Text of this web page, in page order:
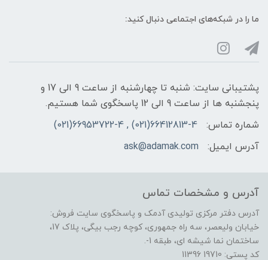
ما را در شبکه‌های اجتماعی دنبال کنید:
پشتیبانی سایت: شنبه تا چهارشنبه از ساعت 9 الی 17 و
پنجشنبه ها از ساعت 9 الی 12 پاسخگوی شما هستیم.
شماره تماس:
66412813-4(021) , 66953722-4(021)
آدرس ایمیل:
ask@adamak.com
آدرس و مشخصات تماس
آدرس دفتر مرکزی تولیدی آدمک و پاسخگوی سایت فروش:
خیابان ولیعصر، سه راه جمهوری، کوچه رجب بیگی، پلاک 17،
ساختمان نما شیشه ای، طبقه 1-.
کد پستی: 19710 11396